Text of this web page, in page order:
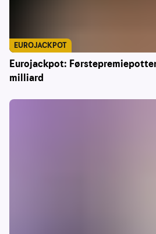
Eurojackpot:
milliard
EUROJACKPOT